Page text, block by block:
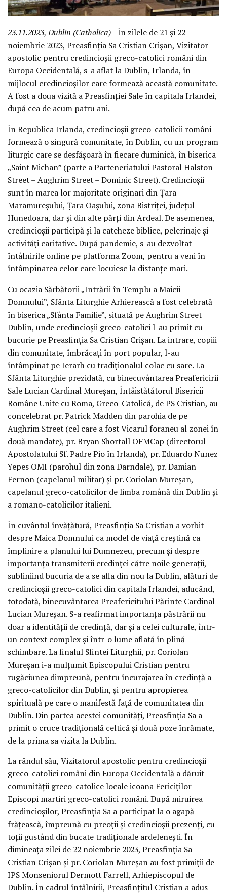
23.11.2023, Dublin (Catholica)- În zilele de 21 și 22
noiembrie 2023, Preasfinția Sa Cristian Crișan, Vizitator
apostolic pentru credincioșii greco-catolici români din
Europa Occidentală, s-a aflat la Dublin, Irlanda, în
mijlocul credincioșilor care formează această comunitate.
A fost a doua vizită a Preasfinției Sale în capitala Irlandei,
după cea de acum patru ani.
În Republica Irlanda, credincioșii greco-catolicii români
formează o singură comunitate, în Dublin, cu un program
liturgic care se desfășoară în fiecare duminică, în biserica
„Saint Michan” (parte a Parteneriatului Pastoral Halston
Street – Aughrim Street – Dominic Street). Credincioșii
sunt în marea lor majoritate originari din Țara
Maramureșului, Țara Oașului, zona Bistriței, județul
Hunedoara, dar și din alte părți din Ardeal. De asemenea,
credincioșii participă și la cateheze biblice, pelerinaje și
activități caritative. După pandemie, s-au dezvoltat
întâlnirile online pe platforma Zoom, pentru a veni în
întâmpinarea celor care locuiesc la distanțe mari.
Cu ocazia Sărbătorii „Intrării în Templu a Maicii
Domnului”, Sfânta Liturghie Arhierească a fost celebrată
în biserica „Sfânta Familie”, situată pe Aughrim Street
Dublin, unde credincioșii greco-catolici l-au primit cu
bucurie pe Preasfinția Sa Cristian Crișan. La intrare, copiii
din comunitate, îmbrăcați în port popular, l-au
întâmpinat pe Ierarh cu tradiționalul colac cu sare. La
Sfânta Liturghie prezidată, cu binecuvântarea Preafericirii
Sale Lucian Cardinal Mureșan, Întâistătătorul Bisericii
Române Unite cu Roma, Greco-Catolică, de PS Cristian, au
concelebrat pr. Patrick Madden din parohia de pe
Aughrim Street (cel care a fost Vicarul foraneu al zonei în
două mandate), pr. Bryan Shortall OFMCap (directorul
Apostolatului Sf. Padre Pio în Irlanda), pr. Eduardo Nunez
Yepes OMI (parohul din zona Darndale), pr. Damian
Fernon (capelanul militar) și pr. Coriolan Mureșan,
capelanul greco-catolicilor de limba română din Dublin și
a romano-catolicilor italieni.
În cuvântul învățătură, Preasfinția Sa Cristian a vorbit
despre Maica Domnului ca model de viață creștină ca
împlinire a planului lui Dumnezeu, precum și despre
importanța transmiterii credinței către noile generații,
subliniind bucuria de a se afla din nou la Dublin, alături de
credincioșii greco-catolici din capitala Irlandei, aducând,
totodată, binecuvântarea Preafericitului Părinte Cardinal
Lucian Mureșan. S-a reafirmat importanța păstrării nu
doar a identității de credință, dar și a celei culturale, într-
un context complex și într-o lume aflată în plină
schimbare. La finalul Sfintei Liturghii, pr. Coriolan
Mureșan i-a mulțumit Episcopului Cristian pentru
rugăciunea dimpreună, pentru încurajarea în credință a
greco-catolicilor din Dublin, și pentru apropierea
spirituală pe care o manifestă față de comunitatea din
Dublin. Din partea acestei comunități, Preasfinția Sa a
primit o cruce tradițională celtică și două poze înrămate,
de la prima sa vizita la Dublin.
La rândul său, Vizitatorul apostolic pentru credincioșii
greco-catolici români din Europa Occidentală a dăruit
comunității greco-catolice locale icoana Fericiților
Episcopi martiri greco-catolici români. După miruirea
credincioșilor, Preasfinția Sa a participat la o agapă
frățească, împreună cu preoții și credincioșii prezenți, cu
toții gustând din bucate tradiționale ardelenești. În
dimineața zilei de 22 noiembrie 2023, Preasfinția Sa
Cristian Crișan și pr. Coriolan Mureșan au fost primiții de
IPS Monseniorul Dermott Farrell, Arhiepiscopul de
Dublin. În cadrul întâlnirii, Preasfințitul Cristian a adus